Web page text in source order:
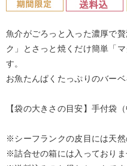
魚介がごろっと入った濃厚で
ク」とさっと焼くだけ簡単「
す。
お魚たんぱくたっぷりのバー
【袋の大きさの目安】手付袋（
※シーフランクの皮目には天然
※詰合せの箱には入っておりま